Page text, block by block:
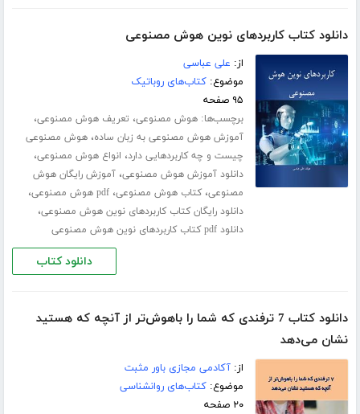
دانلود کتاب کاربردهای نوین هوش مصنوعی
از: علی عباسی
موضوع:کتاب‌های روباتیک
۹۵ صفحه
برچسب‌ها:هوش مصنوعی، تعریف هوش مصنوعی،
آموزش هوش مصنوعی به زبان ساده،هوش مصنوعی
چیست و چه کاربردهایی دارد، انواع هوش مصنوعی،
دانلود آموزش هوش مصنوعی،آموزش رایگان هوش
مصنوعی،کتاب هوش مصنوعی،pdf هوش مصنوعی ،
دانلود رایگان کتاب کاربردهای نوین هوش مصنوعی،
دانلود pdf کتاب کاربردهای نوین هوش مصنوعی
دانلود کتاب
دانلود کتاب 7 ترفندی که شما را باهوش‌‌تر از آنچه که هستید
نشان می‌دهد
از:آکادمی مجازی باور مثبت
موضوع:کتاب‌های روانشناسی
۲۰ صفحه